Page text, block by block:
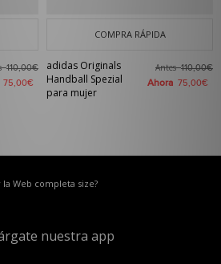
110,00€
75,00€
COMPRA RÁPIDA
adidas Originals
Handball Spezial
para mujer
Antes110,00€
Ahora 75,00€
la Web completa size?
nuestra app